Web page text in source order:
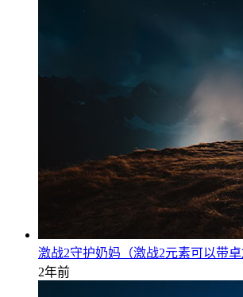
激战2守护奶妈（激战2元素可以带卓
2年前